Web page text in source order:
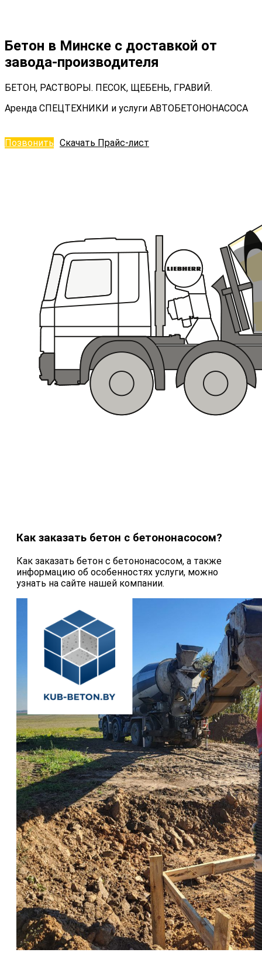
Бетон в Минске с доставкой от
завода-производителя
БЕТОН, РАСТВОРЫ. ПЕСОК, ЩЕБЕНЬ, ГРАВИЙ.
Аренда СПЕЦТЕХНИКИ и услуги АВТОБЕТОНОНАСОСА
Позвонить Скачать Прайс-лист
Как заказать бетон с бетононасосом?
Как заказать бетон с бетононасосом, а также
информацию об особенностях услуги, можно
узнать на сайте нашей компании.